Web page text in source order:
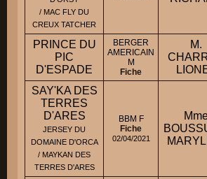
/ MAC FLY DU
CREUX TATCHER
PRINCE DU
PIC
D'ESPADE
BERGER
AMERICAIN
M
Fiche
M.
SAY'KA DES
TERRES
D'ARES
JERSEY DU
DOMAINE D'ORCA
/ MAYKAN DES
TERRES D'ARES
BBM F
Fiche
02/04/2021